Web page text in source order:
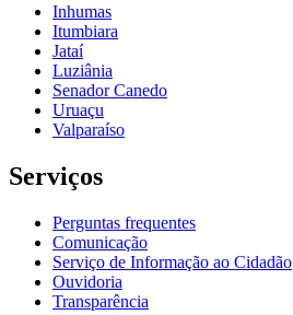
Inhumas
Itumbiara
Jataí
Luziânia
Senador Canedo
Uruaçu
Valparaíso
Serviços
Perguntas frequentes
Comunicação
Serviço de Informação ao Cidadão
Ouvidoria
Transparência